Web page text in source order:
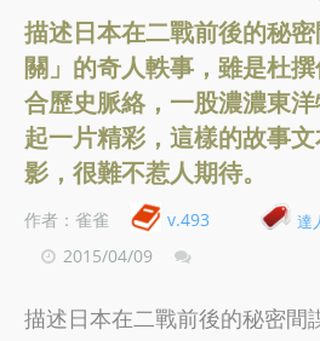
描述日本在二戰前後的秘
關」的奇人軼事，雖是杜
合歷史脈絡，一股濃濃東
起一片精彩，這樣的故事
影，很難不惹人期待。
作者：雀雀 v.493 達
2015/04/09
描述日本在二戰前後的秘密間